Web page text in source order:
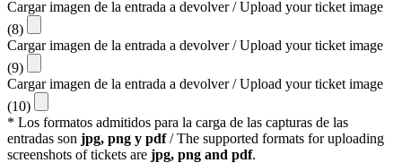
Cargar imagen de la entrada a devolver / Upload your ticket image
(8)
Cargar imagen de la entrada a devolver / Upload your ticket image
(9)
Cargar imagen de la entrada a devolver / Upload your ticket image
(10)
* Los formatos admitidos para la carga de las capturas de las
entradas son jpg, png y pdf/ The supported formats for uploading
screenshots of tickets are jpg, png and pdf.